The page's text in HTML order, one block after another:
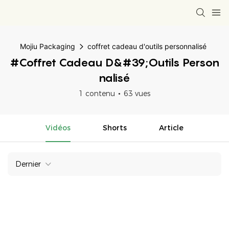
Mojiu Packaging coffret cadeau d'outils personnalisé
#coffret Cadeau D&#39;outils Person
Nalisé
1 contenu 63 vues
Vidéos Shorts Article
Dernier